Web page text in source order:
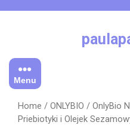
Menu
Home / ONLYBIO / OnlyBio
Priebiotyki i Olejek